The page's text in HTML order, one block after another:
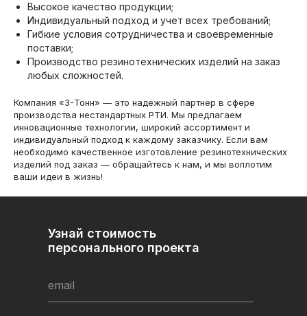
Высокое качество продукции;
Индивидуальный подход и учет всех требований;
Гибкие условия сотрудничества и своевременные
поставки;
Производство резинотехнических изделий на заказ
любых сложностей.
Компания «3-Тонн» — это надежный партнер в сфере
производства нестандартных РТИ. Мы предлагаем
инновационные технологии, широкий ассортимент и
индивидуальный подход к каждому заказчику. Если вам
необходимо качественное изготовление резинотехнических
изделий под заказ — обращайтесь к нам, и мы воплотим
ваши идеи в жизнь!
Узнай стоимость
персонального проекта
email